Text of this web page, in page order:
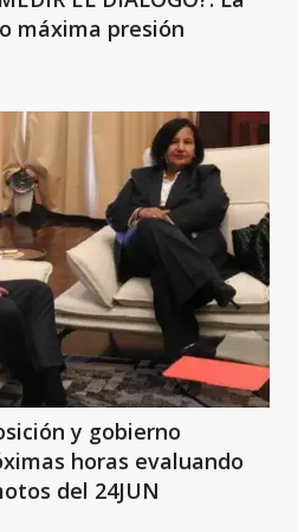
máxima presión
y gobierno
horas evaluando
del 24JUN